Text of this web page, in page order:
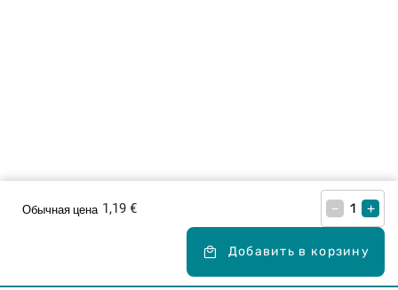
Обычная цена 1,19 € – +
Добавить в корзину